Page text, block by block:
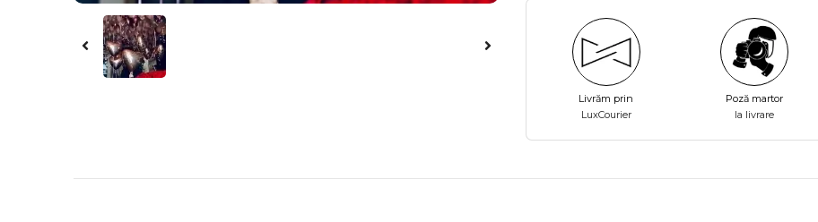
Livrăm prin
LuxCourier
Poză martor
la livrare